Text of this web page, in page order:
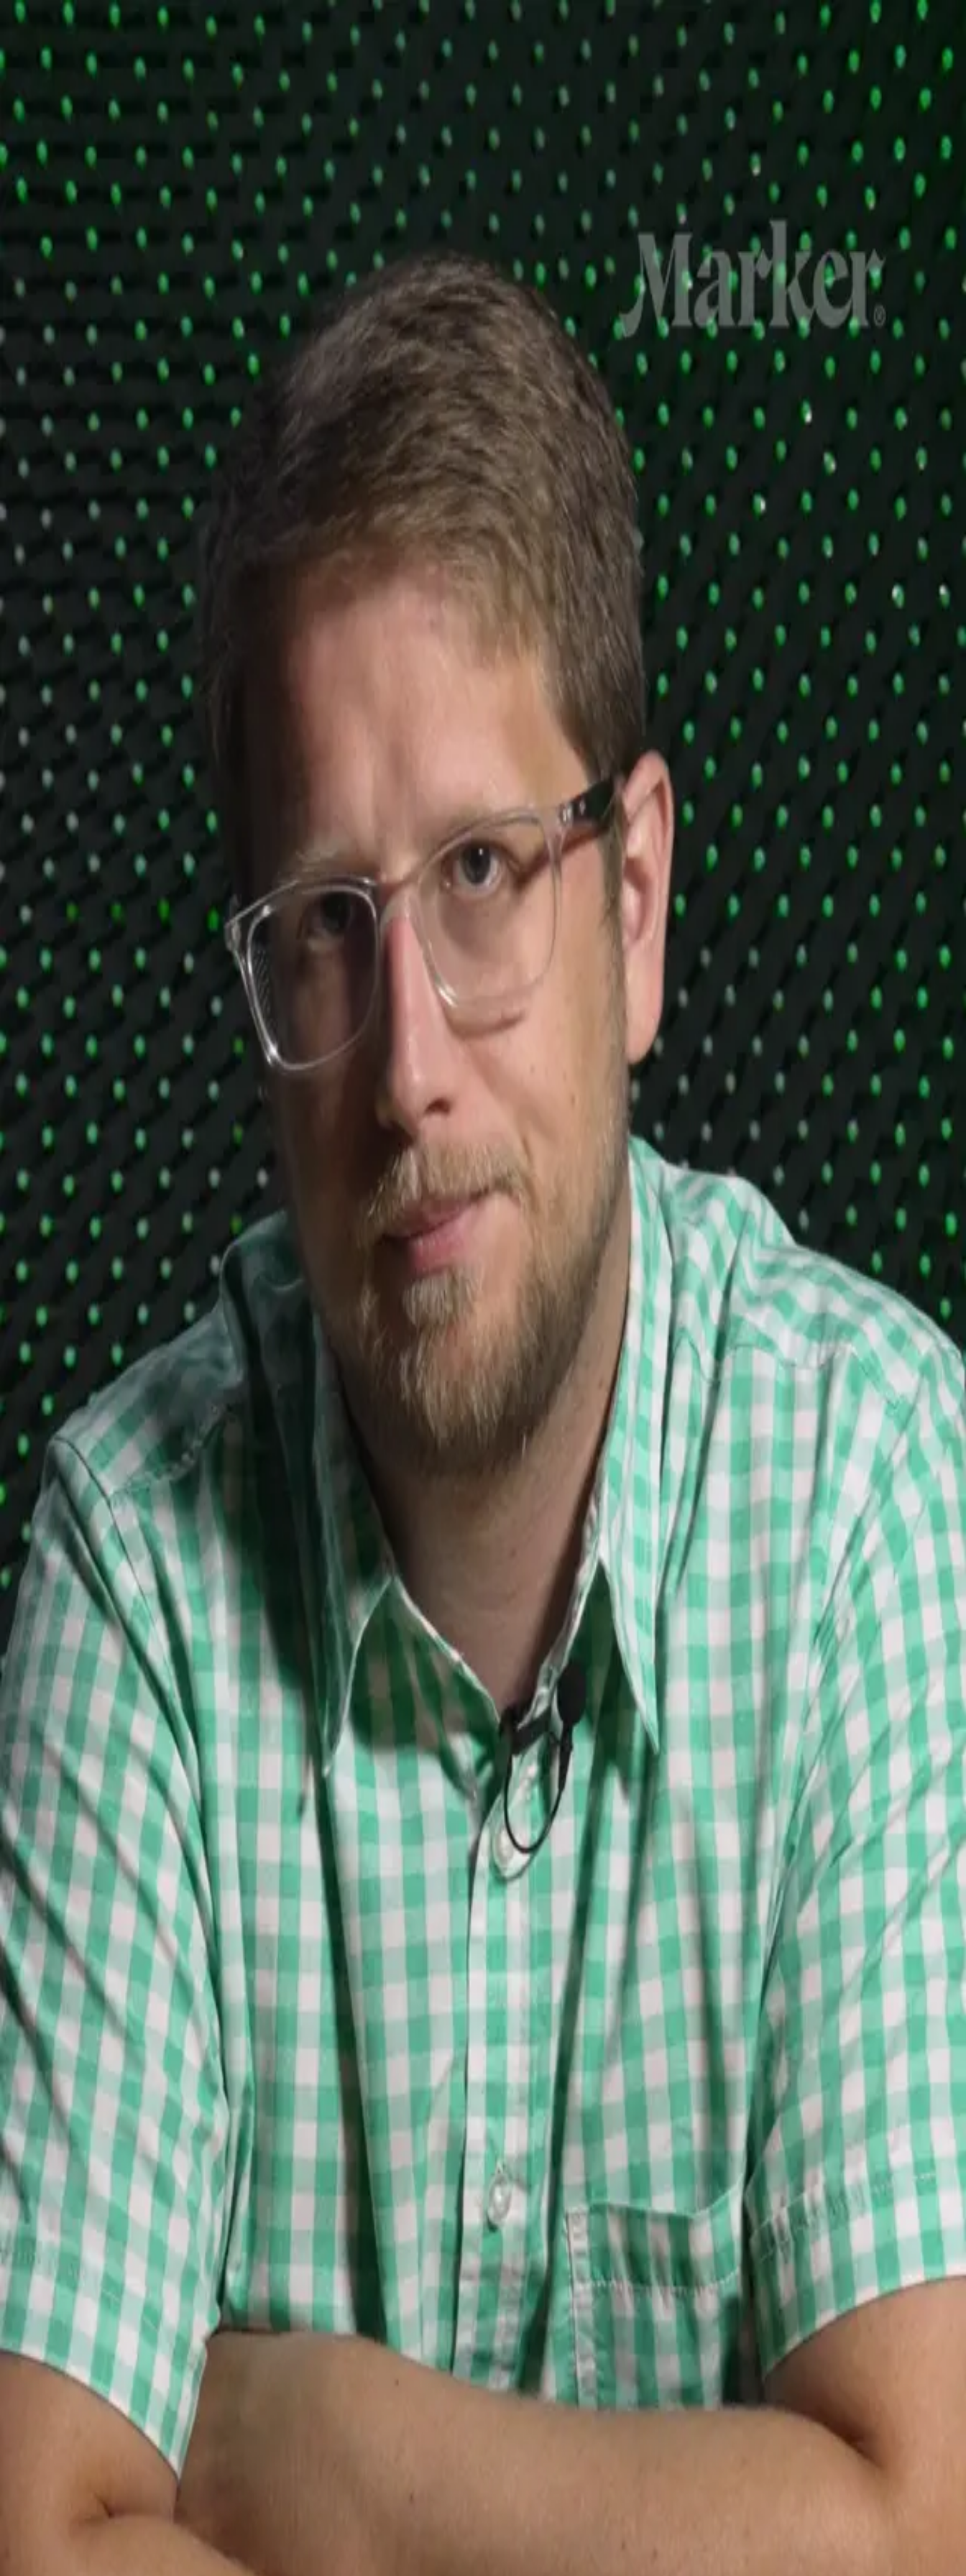
Štvrtok, 6. augusta 2026
Prihlásenie
Podporte nás
Zahraničie
Na sociálnych sieťach v Maroku vyzývajú na masový vpád do Ceuty
Redakcia
Zahraničie
Ako bombardovanie skladov Wildberries mení vojnu
Tomáš Dugovič Redaktor